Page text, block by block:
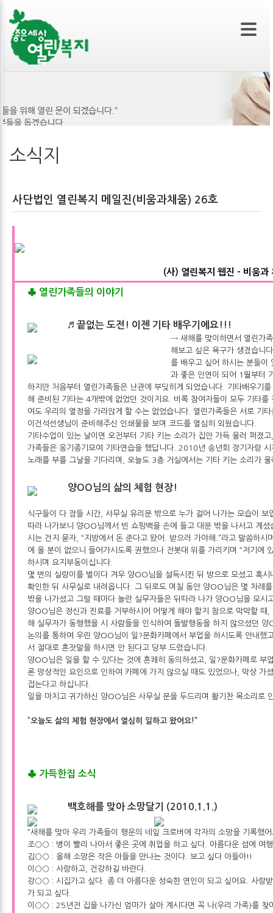
본문 바로가기
소식지
사단법인 열린복지 메일진(비움과채움) 26호
(사) 열린복지 웹진 - 비움
♣ 열린가족들의 이야기
♬ 끝없는 도전! 이젠 기타 배우기에요!!!
→ 새해를 맞이하면서 열린가
해보고 싶은 욕구가 생겼습니
를 배우고 싶어 하시는 분들이
과 좋은 인연이 되어 1월부터
하지만 처음부터 열린가족들은 난관에 부딪히게 되었습니다. 기타배우기
해 준비된 기타는 4개밖에 없었던 것이지요. 비록 참여자들이 모두 기타를
여도 우리의 열정을 가라앉게 할 수는 없었습니다. 열린가족들은 서로 기
이건석선생님이 준비해주신 인쇄물을 보며 코드를 열심히 외웠습니다.
기타수업이 있는 날이면 오전부터 기타 키는 소리가 집안 가득 울러 퍼졌
가족들은 옹기종기모여 기타연습을 했답니다. 2010년 송년회 장기자랑
노래를 부를 그날을 기다리며, 오늘도 3층 거실에서는 기타 키는 소리가
양OO님의 삶의 체험 현장!
식구들이 다 잠들 시간, 사무실 유리문 밖으로 누가 걸어 나가는 모습이 보
따라 나가보니 양OO님께서 빈 쇼핑백을 손에 들고 대문 밖을 나서고 계
시는 건지 묻자, “지방에서 돈 준다고 왔어. 받으러 가야해.”라고 말씀하시
에 올 분이 없으니 들어가시도록 권했으나 전봇대 위를 가리키며 “저기에
하시며 요지부동이십니다.
몇 번의 실랑이를 벌이다 겨우 양OO님을 설득시킨 뒤 방으로 모셨고 혹시
확인한 뒤 사무실로 내려옵니다. 그 뒤로도 며칠 동안 양OO님은 몇 차례
밖을 나가셨고 그럴 때마다 놀란 실무자들은 뒤따라 나가 양OO님을 모시
양OO님은 정신과 진료를 거부하시어 어떻게 해야 할지 참으로 막막할 때
해 실무자가 동행했을 시 사람들을 인식하여 돌발행동을 하지 않으셨던
논의를 통하여 우린 양OO님이 일?문화카페에서 부업을 하시도록 안내했
서 절대로 혼잣말을 하시면 안 된다고 당부 드렸습니다.
양OO님은 일을 할 수 있다는 것에 흔쾌히 동의하셨고, 일?문화카페로 부
론 망상적인 요인으로 인하여 카페에 가지 않으실 때도 있었으나, 막상 가
접는다고 하십니다.
일을 마치고 귀가하신 양OO님은 사무실 문을 두드리며 활기찬 목소리로
“오늘도 삶의 체험 현장에서 열심히 일하고 왔어요!”
♣ 가득한집 소식
백호해를 맞아 소망달기 (2010.1.1.)
“새해를 맞아 우리 가족들이 행운의 네잎 크로버에 각자의 소망을 기록했어
조○○ : 병이 빨리 나아서 좋은 곳에 취업을 하고 싶다. 아름다운 섬에 여
김○○ : 올해 소망은 작은 아들을 만나는 것이다. 보고 싶다 아들아!!
이○○ : 사랑하고, 건강하길 바란다.
강○○ : 시집가고 싶다. 좀 더 아름다운 성숙한 연인이 되고 싶어요. 사랑
가 되고 싶다.
이○○ : 25년전 집을 나가신 엄마가 살아 계시다면 꼭 나(우리 가족)를 찾